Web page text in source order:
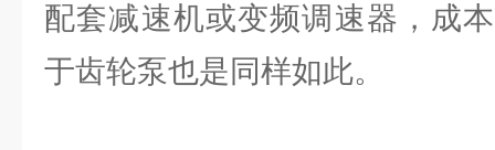
配套减速机或变频调速器，成
于齿轮泵也是同样如此。